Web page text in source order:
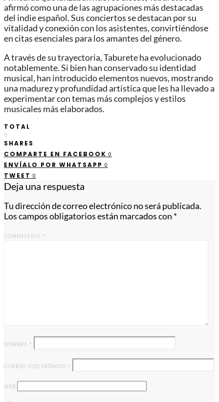
afirmó como una de las agrupaciones más destacadas
del indie español. Sus conciertos se destacan por su
vitalidad y conexión con los asistentes, convirtiéndose
en citas esenciales para los amantes del género.
A través de su trayectoria, Taburete ha evolucionado
notablemente. Si bien han conservado su identidad
musical, han introducido elementos nuevos, mostrando
una madurez y profundidad artística que les ha llevado a
experimentar con temas más complejos y estilos
musicales más elaborados.
TOTAL
0
SHARES
COMPARTE EN FACEBOOK 0
ENVÍALO POR WHATSAPP 0
TWEET 0
Deja una respuesta
Tu dirección de correo electrónico no será publicada.
Los campos obligatorios están marcados con *
COMENTARIO *
NOMBRE *
CORREO ELECTRÓNICO *
WEB